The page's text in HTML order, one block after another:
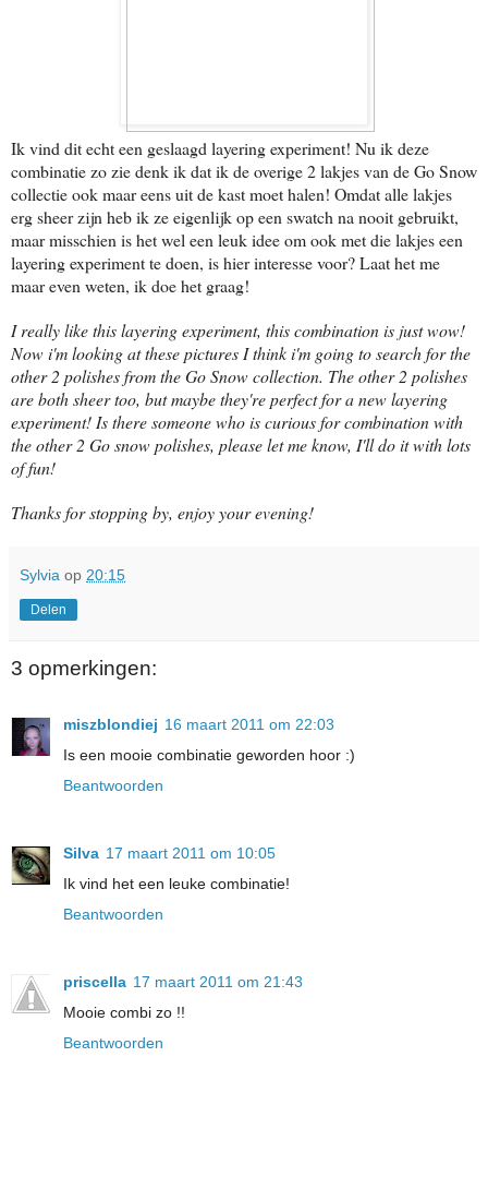
Ik vind dit echt een geslaagd layering experiment! Nu ik deze
combinatie zo zie denk ik dat ik de overige 2 lakjes van de Go Snow
collectie ook maar eens uit de kast moet halen! Omdat alle lakjes
erg sheer zijn heb ik ze eigenlijk op een swatch na nooit gebruikt,
maar misschien is het wel een leuk idee om ook met die lakjes een
layering experiment te doen, is hier interesse voor? Laat het me
maar even weten, ik doe het graag!
I really like this layering experiment, this combination is just wow!
Now i'm looking at these pictures I think i'm going to search for the
other 2 polishes from the Go Snow collection. The other 2 polishes
are both sheer too, but maybe they're perfect for a new layering
experiment! Is there someone who is curious for combination with
the other 2 Go snow polishes, please let me know, I'll do it with lots
of fun!
Thanks for stopping by, enjoy your evening!
Sylvia op 20:15
Delen
3 opmerkingen:
miszblondiej 16 maart 2011 om 22:03
Is een mooie combinatie geworden hoor :)
Beantwoorden
Silva 17 maart 2011 om 10:05
Ik vind het een leuke combinatie!
Beantwoorden
priscella 17 maart 2011 om 21:43
Mooie combi zo !!
Beantwoorden